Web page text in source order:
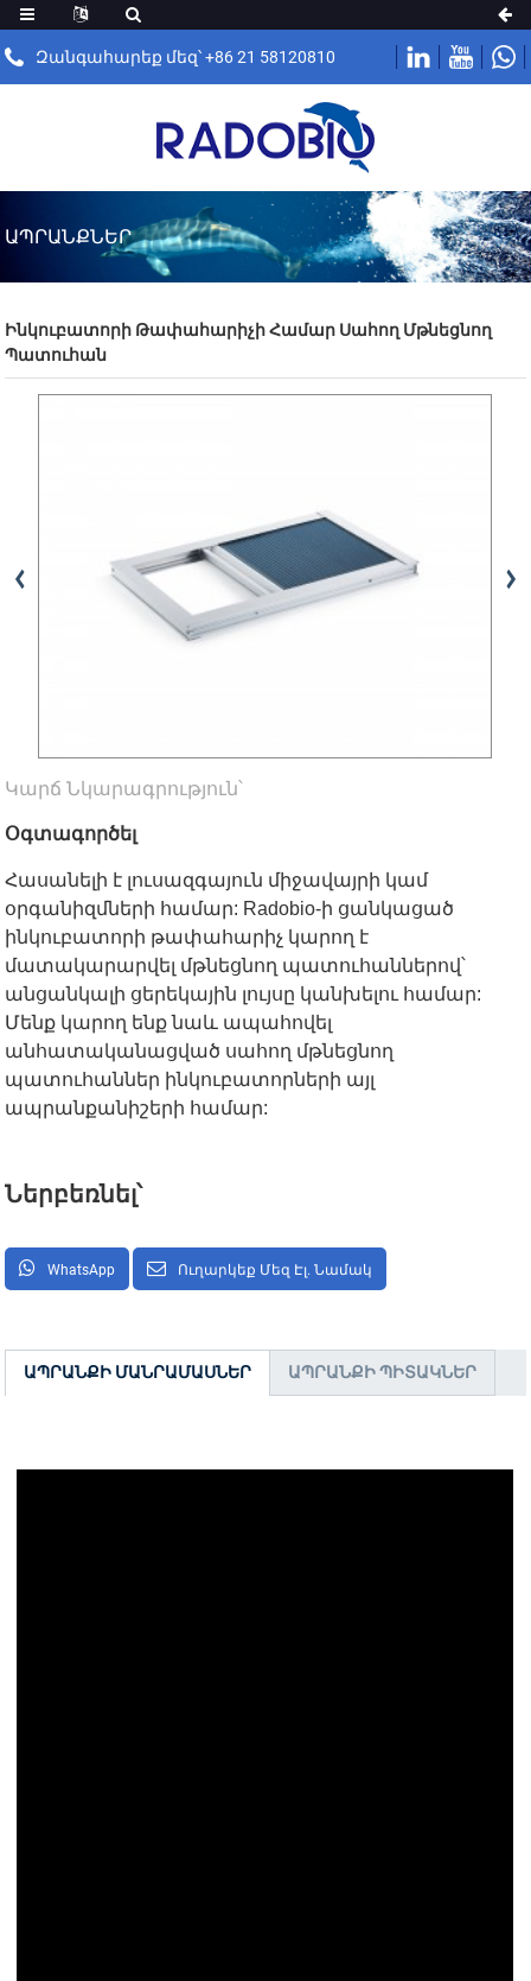
Զանգահարեք մեզ՝ +86 21 58120810
ԱՊՐԱՆՔՆԵՐ
Ինկուբատորի Թափահարիչի Համար Սահող Մթնեցնող
Պատուհան
Կարճ Նկարագրություն՝
Օգտագործել
Հասանելի է լուսազգայուն միջավայրի կամ
օրգանիզմների համար: Radobio-ի ցանկացած
ինկուբատորի թափահարիչ կարող է
մատակարարվել մթնեցնող պատուհաններով՝
անցանկալի ցերեկային լույսը կանխելու համար:
Մենք կարող ենք նաև ապահովել
անհատականացված սահող մթնեցնող
պատուհաններ ինկուբատորների այլ
ապրանքանիշերի համար:
Ներբեռնել՝
WhatsApp Ուղարկեք Մեզ Էլ. Նամակ
ԱՊՐԱՆՔԻ ՄԱՆՐԱՄԱՍՆԵՐ ԱՊՐԱՆՔԻ ՊԻՏԱԿՆԵՐ